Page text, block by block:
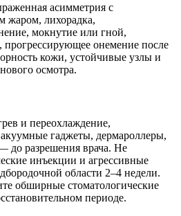
асимметрия с
жаром, лихорадка,
мокнутие или гной,
онемение после
кожи, устойчивые узлы и
осмотра.
и переохлаждение,
гаджеты, дермароллеры,
до разрешения врача. Не
инъекции и агрессивные
области 2–4 недели.
обширные стоматологические
периоде.